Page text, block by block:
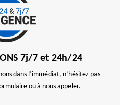
7j/7 et 24h/24
dans l’immédiat, n’hésitez pas
ou à nous appeler.